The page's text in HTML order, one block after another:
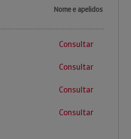
Nome e apelidos
Consultar
Consultar
Consultar
Consultar